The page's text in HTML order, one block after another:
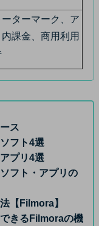
ーターマーク、ア
内課金、商用利用
ス
フト4選
プリ4選
フト・アプリの
【Filmora】
きるFilmoraの機